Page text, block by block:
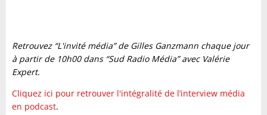
Retrouvez “L'invité média” de Gilles Ganzmann chaque jour
à partir de 10h00 dans “Sud Radio Média” avec Valérie
Expert.
Cliquez ici pour retrouver l'intégralité de l’interview média
en podcast.